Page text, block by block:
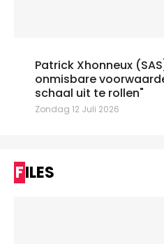
Patrick Xhonneux
onmisbare
schaal uit te rollen"
Zondag 12 Juli 2026
FILES